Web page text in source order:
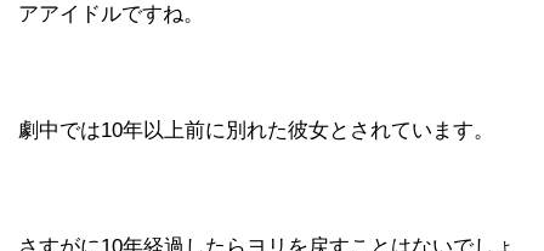
アアイドルですね。
劇中では10年以上前に別れた彼女とされています。